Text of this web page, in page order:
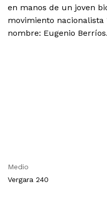
en manos de un joven
movimiento nacionalista
nombre: Eugenio Berríos.
Medio
Vergara 240